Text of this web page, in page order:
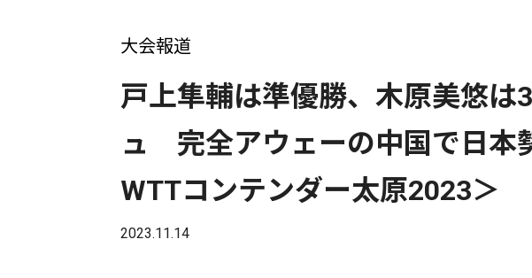
大会報道
戸上隼輔は準優勝、木原美悠は
ュ 完全アウェーの中国で日本
WTTコンテンダー太原2023＞
2023.11.14